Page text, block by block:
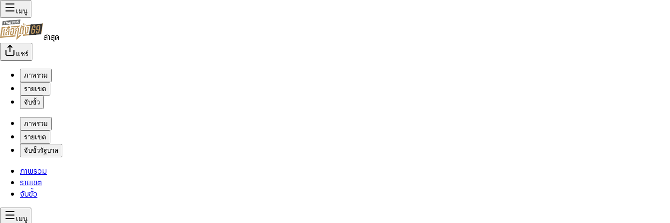
เมนู
ล่าสุด
แชร์
ภาพรวม
รายเขต
จับขั้ว
ภาพรวม
รายเขต
จับขั้วรัฐบาล
ภาพรวม
รายเขต
จับขั้ว
เมนู